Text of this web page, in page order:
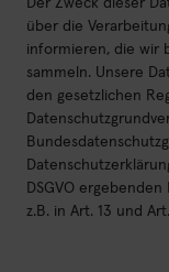
H2 tanken?
Der Zweck dieser
über die
informieren, die wir
sammeln. Unsere
den gesetzlichen
DSGVO
z.B. in Art. 13 und